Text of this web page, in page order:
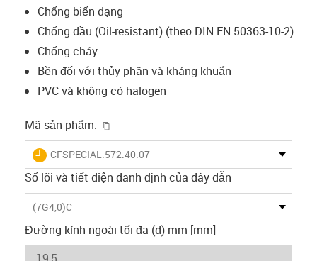
Chống biến dạng
Chống dầu (Oil-resistant) (theo DIN EN 50363-10-2)
Chống cháy
Bền đối với thủy phân và kháng khuẩn
PVC và không có halogen
Mã sản phẩm.
igus-icon-lieferzeit
CFSPECIAL.572.40.07
Số lõi và tiết diện danh định của dây dẫn
(7G4,0)C
Đường kính ngoài tối đa (d) mm [mm]